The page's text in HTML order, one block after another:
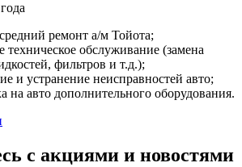
ремонт а/м Тойота;
техническое обслуживание (замена
фильтров и т.д.);
и устранение неисправностей авто;
на авто дополнительного оборудования.
с акциями и новостями